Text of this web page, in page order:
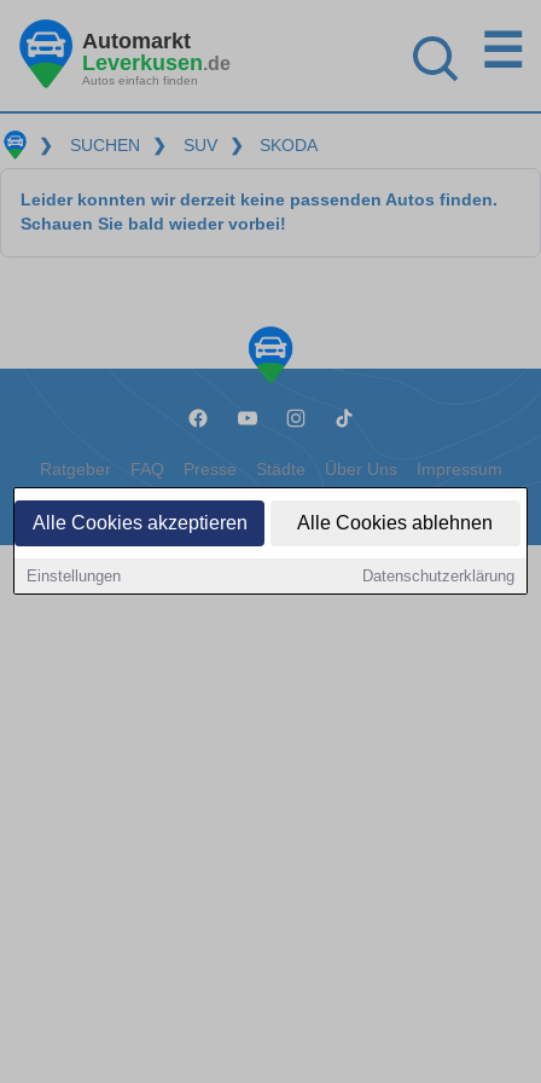
Alle Cookies akzeptieren Alle Cookies ablehnen
Einstellungen Datenschutzerklärung
Automarkt
Leverkusen.de
Autos einfach finden
☰
❯ SUCHEN ❯ SUV ❯ SKODA
Leider konnten wir derzeit keine passenden Autos finden.
Schauen Sie bald wieder vorbei!
Ratgeber FAQ Presse Städte Über Uns Impressum
Datenschutz Cookies
Copyright © 2000 - 2026 | 1A Infosysteme GmbH | Content by: 1a-sites-autos